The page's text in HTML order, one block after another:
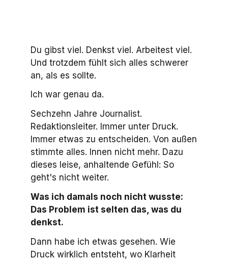
Du gibst viel. Denkst viel. Arbeitest viel.
Und trotzdem fühlt sich alles schwerer
an, als es sollte.
Ich war genau da.
Sechzehn Jahre Journalist.
Redaktionsleiter. Immer unter Druck.
Immer etwas zu entscheiden. Von außen
stimmte alles. Innen nicht mehr. Dazu
dieses leise, anhaltende Gefühl: So
geht's nicht weiter.
Was ich damals noch nicht wusste:
Das Problem ist selten das, was du
denkst.
Dann habe ich etwas gesehen. Wie
Druck wirklich entsteht, wo Klarheit